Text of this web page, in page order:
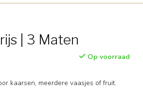
| 3 Maten
Op voorraad
kaarsen, meerdere vaasjes of fruit.